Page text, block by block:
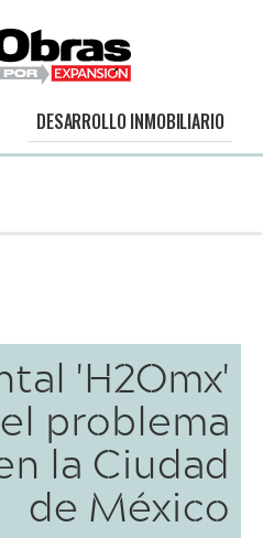
DESARROLLO INMOBILIARIO
'H2Omx'
problema
la Ciudad
de México